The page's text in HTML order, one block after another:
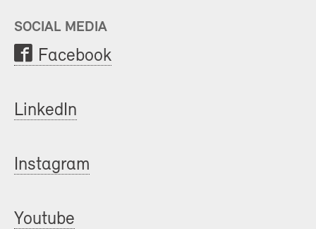
SOCIAL MEDIA
Facebook
LinkedIn
Instagram
Youtube